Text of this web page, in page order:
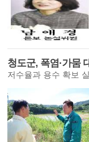
청도군, 폭염·가뭄
저수율과 용수 확보